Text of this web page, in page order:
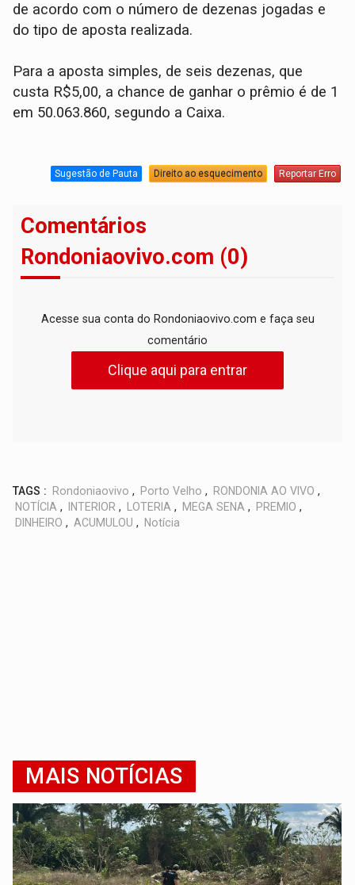
de acordo com o número de dezenas jogadas e
do tipo de aposta realizada.
Para a aposta simples, de seis dezenas, que
custa R$5,00, a chance de ganhar o prêmio é de 1
em 50.063.860, segundo a Caixa.
Sugestão de Pauta Direito ao esquecimento Reportar Erro
Comentários
Rondoniaovivo.com (0)
Acesse sua conta do Rondoniaovivo.com e faça seu
comentário
Clique aqui para entrar
TAGS : Rondoniaovivo , Porto Velho , RONDONIA AO VIVO ,
NOTÍCIA , INTERIOR , LOTERIA , MEGA SENA , PREMIO ,
DINHEIRO , ACUMULOU , Notícia
MAIS NOTÍCIAS